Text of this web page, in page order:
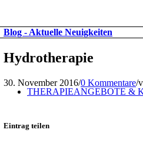
THERAPIEANGEBOTE &
Blog - Aktuelle Neuigkeiten
Hydrotherapie
30. November 2016/0 Kommentare/
Eintrag teilen